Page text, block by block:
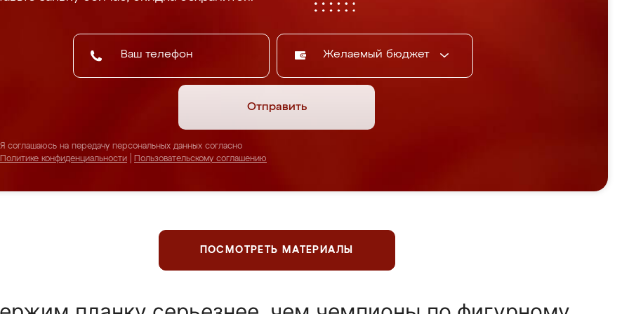
Желаемый бюджет
Отправить
Я соглашаюсь на передачу персональных данных согласно
Политике конфиденциальности
Пользовательскому соглашению
ПОСМОТРЕТЬ МАТЕРИАЛЫ